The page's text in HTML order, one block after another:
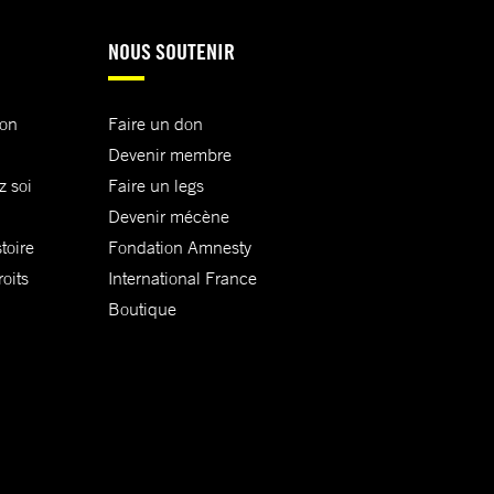
soi
NOUS SOUTENIR
Faire un don
Devenir membre
Faire un legs
Devenir mécène
Fondation Amnesty
International France
Boutique